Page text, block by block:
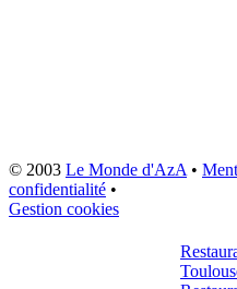
© 2003 Le Monde d'AzA•
confidentialité •
Gestion cookies